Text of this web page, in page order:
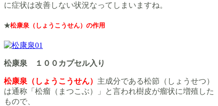
に症状は改善しない状況なってしまいますね。
★松康泉（しょうこうせん）の作用
松康泉 １００カプセル入り
松康泉（しょうこうせん） 主成分である松節（しょうせつ）
は通称「松瘤（まつこぶ）」と言われ樹皮が瘤状に増殖した
もので、